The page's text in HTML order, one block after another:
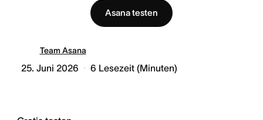
Asana testen
Team Asana
25. Juni 2026 6 Lesezeit (Minuten)